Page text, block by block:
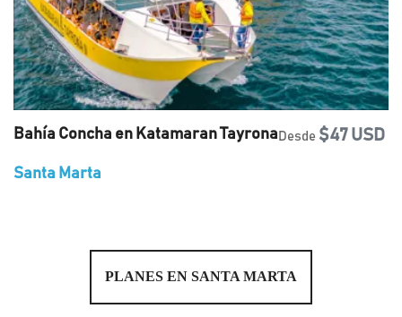
Bahía Concha en Katamaran Tayrona Desde $47 USD
Santa Marta
PLANES EN SANTA MARTA